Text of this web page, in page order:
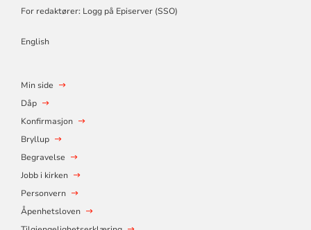
For redaktører: Logg på Episerver (SSO)
English
Min side
Dåp
Konfirmasjon
Bryllup
Begravelse
Jobb i kirken
Personvern
Åpenhetsloven